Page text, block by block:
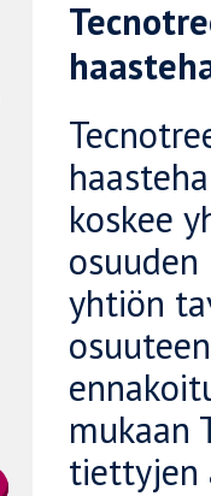
koskee
yhtiön
mukaan
tiettyjen